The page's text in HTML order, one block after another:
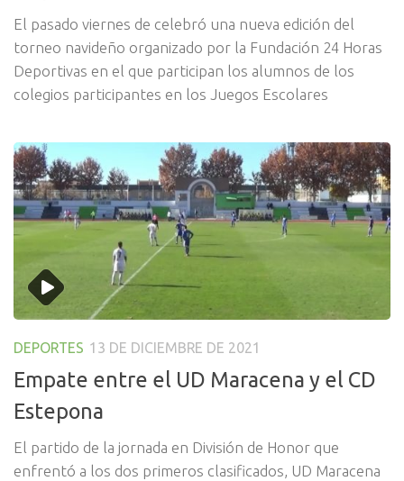
El pasado viernes de celebró una nueva edición del
torneo navideño organizado por la Fundación 24 Horas
Deportivas en el que participan los alumnos de los
colegios participantes en los Juegos Escolares
DEPORTES 13 DE DICIEMBRE DE 2021
Empate entre el UD Maracena y el CD
Estepona
El partido de la jornada en División de Honor que
enfrentó a los dos primeros clasificados, UD Maracena